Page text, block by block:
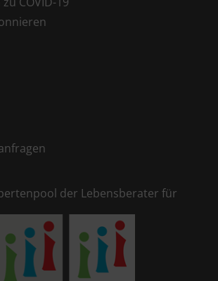
der Lebensberater für